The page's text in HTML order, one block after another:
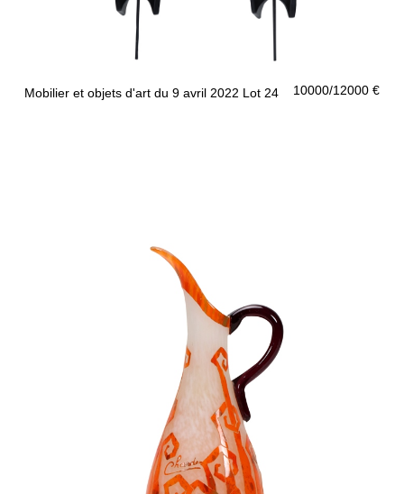
Mobilier et objets d'art du 9 avril 2022 Lot 24 10000/12000 €